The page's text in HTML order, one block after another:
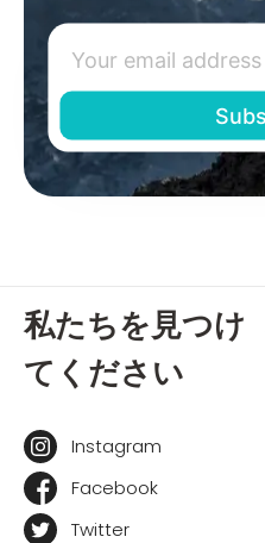
私たちを見つけ
てください
Instagram
Facebook
Twitter